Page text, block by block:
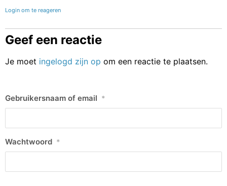
Login om te reageren
Geef een reactie
Je moet ingelogd zijn op om een reactie te plaatsen.
Gebruikersnaam of email *
Wachtwoord *